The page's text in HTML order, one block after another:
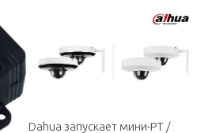
Dahua запускает мини-PT /